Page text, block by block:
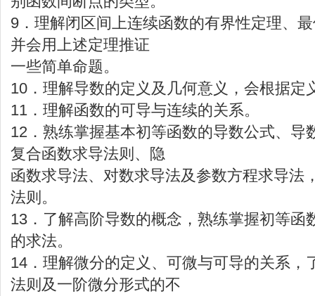
9．理解闭区间上连续函数的有界性定理、
并会用上述定理推证
一些简单命题。
10．理解导数的定义及几何意义，会根据定
11．理解函数的可导与连续的关系。
12．熟练掌握基本初等函数的导数公式、导
复合函数求导法则、隐
函数求导法、对数求导法及参数方程求导法
法则。
13．了解高阶导数的概念，熟练掌握初等函
的求法。
14．理解微分的定义、可微与可导的关系，
法则及一阶微分形式的不